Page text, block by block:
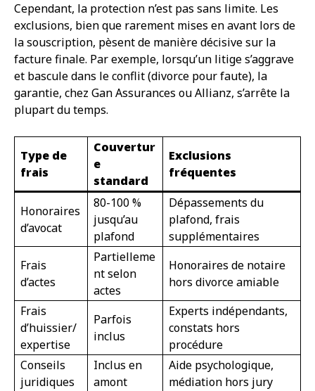
Cependant, la protection n’est pas sans limite. Les
exclusions, bien que rarement mises en avant lors de
la souscription, pèsent de manière décisive sur la
facture finale. Par exemple, lorsqu’un litige s’aggrave
et bascule dans le conflit (divorce pour faute), la
garantie, chez Gan Assurances ou Allianz, s’arrête la
plupart du temps.
Type de
frais
Couvertur
e
standard
Exclusions
fréquentes
Honoraires
d’avocat
80-100 %
jusqu’au
plafond
Dépassements du
plafond, frais
supplémentaires
Frais
d’actes
Partielleme
nt selon
actes
Honoraires de notaire
hors divorce amiable
Frais
d’huissier/
expertise
Parfois
inclus
Experts indépendants,
constats hors
procédure
Conseils
juridiques
Inclus en
amont
Aide psychologique,
médiation hors jury